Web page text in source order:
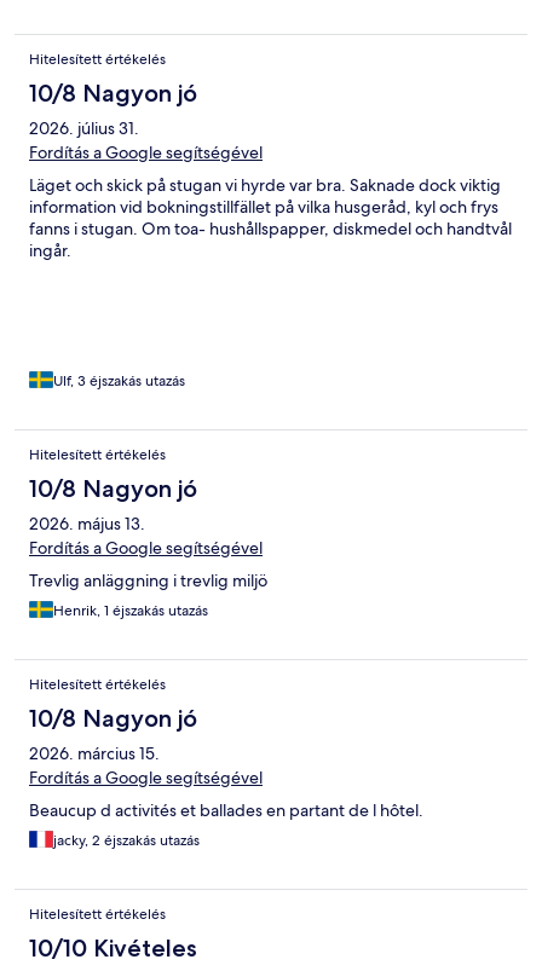
Hitelesített értékelés
10/8 Nagyon jó
2026. július 31.
Fordítás a Google segítségével
Läget och skick på stugan vi hyrde var bra. Saknade dock viktig
information vid bokningstillfället på vilka husgeråd, kyl och frys
fanns i stugan. Om toa- hushållspapper, diskmedel och handtvål
ingår.
Ulf, 3 éjszakás utazás
Hitelesített értékelés
10/8 Nagyon jó
2026. május 13.
Fordítás a Google segítségével
Trevlig anläggning i trevlig miljö
Henrik, 1 éjszakás utazás
Hitelesített értékelés
10/8 Nagyon jó
2026. március 15.
Fordítás a Google segítségével
Beaucup d activités et ballades en partant de l hôtel.
jacky, 2 éjszakás utazás
Hitelesített értékelés
10/10 Kivételes